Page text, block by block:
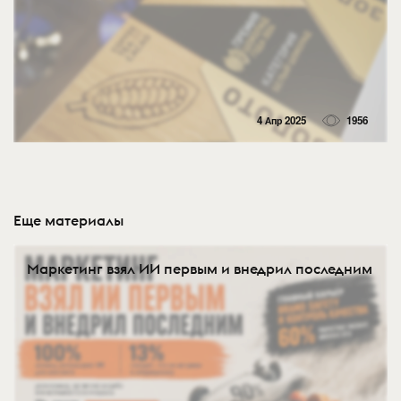
4 Апр 2025 1956
Еще материалы
Маркетинг взял ИИ первым и внедрил последним